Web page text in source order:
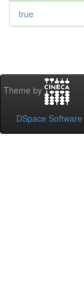
true
Theme by
DSpace Software